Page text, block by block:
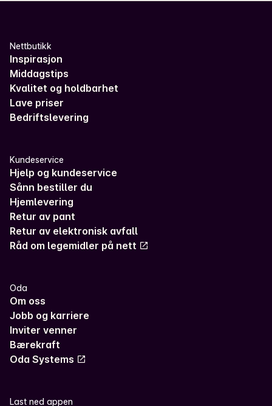
Nettbutikk
Inspirasjon
Middagstips
Kvalitet og holdbarhet
Lave priser
Bedriftslevering
Kundeservice
Hjelp og kundeservice
Sånn bestiller du
Hjemlevering
Retur av pant
Retur av elektronisk avfall
Råd om legemidler på nett
Oda
Om oss
Jobb og karriere
Inviter venner
Bærekraft
Oda Systems
Last ned appen